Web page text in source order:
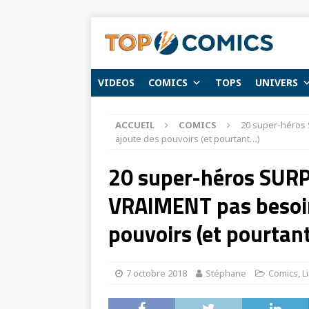
VIDEOS COMICS TOPS UNIVERS
ACCUEIL COMICS
20 super-héros
ajoute des pouvoirs (et pourtant…)
20 super-héros
VRAIMENT pas
pouvoirs (et
7 octobre 2018 Stéphane Comics,